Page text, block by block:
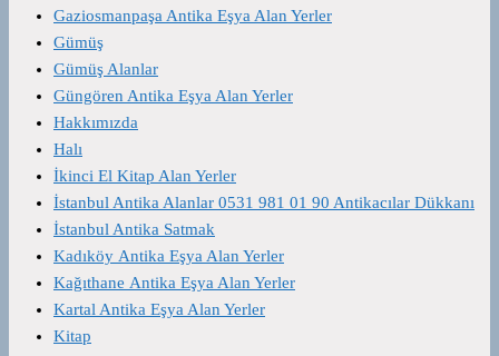
Gaziosmanpaşa Antika Eşya Alan Yerler
Gümüş
Gümüş Alanlar
Güngören Antika Eşya Alan Yerler
Hakkımızda
Halı
İkinci El Kitap Alan Yerler
İstanbul Antika Alanlar 0531 981 01 90 Antikacılar Dükkanı
İstanbul Antika Satmak
Kadıköy Antika Eşya Alan Yerler
Kağıthane Antika Eşya Alan Yerler
Kartal Antika Eşya Alan Yerler
Kitap